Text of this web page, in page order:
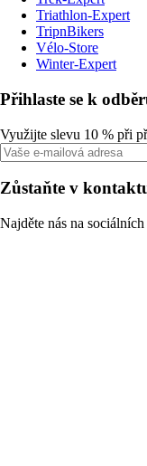
Triathlon-Expert
TripnBikers
Vélo-Store
Winter-Expert
Přihlaste se k
Využijte slevu 10 % při
Zůstaňte v
Najděte nás na